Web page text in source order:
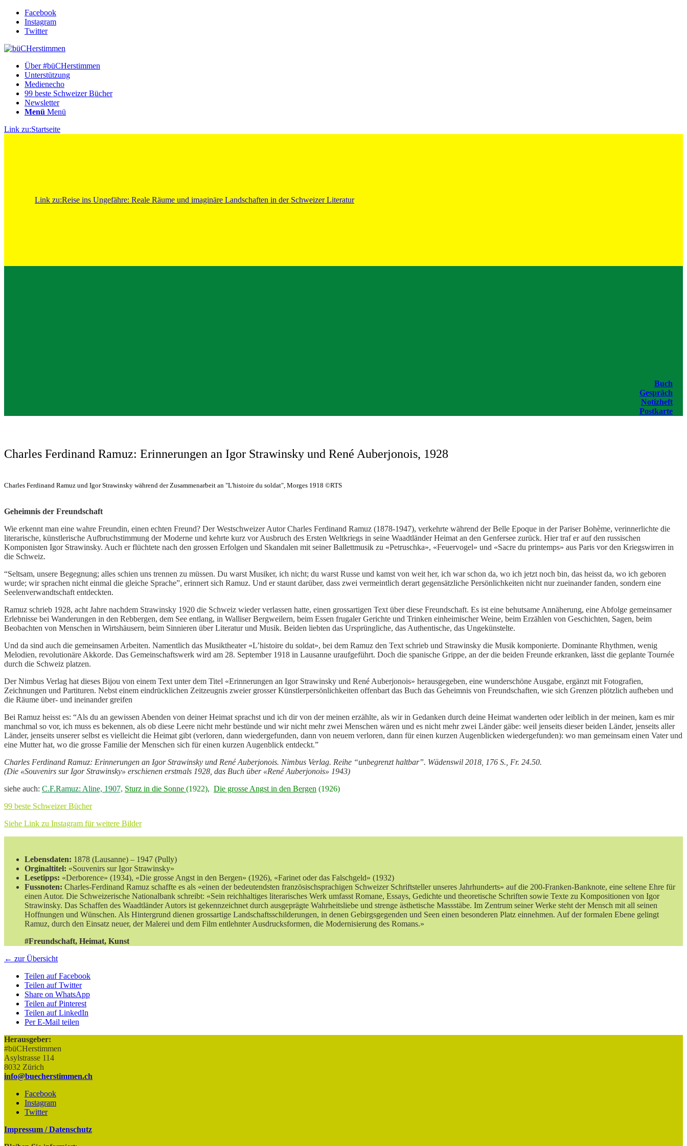
Facebook
Instagram
Twitter
Über #büCHerstimmen
Unterstützung
Medienecho
99 beste Schweizer Bücher
Newsletter
Menü Menü
Link zu:Startseite
Link zu:Reise ins Ungefähre: Reale Räume und imaginäre Landschaften in der Schweizer Literatur
Buch
Gespräch
Notizheft
Postkarte
Charles Ferdinand Ramuz: Erinnerungen an Igor Strawinsky und René Auberjonois, 1928
Charles Ferdinand Ramuz und Igor Strawinsky während der Zusammenarbeit an "L'histoire du soldat", Morges 1918 ©RTS
Geheimnis der Freundschaft
Wie erkennt man eine wahre Freundin, einen echten Freund? Der Westschweizer Autor Charles Ferdinand Ramuz (1878-1947), verkehrte während der Belle Epoque in der Pariser Bohème, verinnerlichte die
literarische, künstlerische Aufbruchstimmung der Moderne und kehrte kurz vor Ausbruch des Ersten Weltkriegs in seine Waadtländer Heimat an den Genfersee zurück. Hier traf er auf den russischen
Komponisten Igor Strawinsky. Auch er flüchtete nach den grossen Erfolgen und Skandalen mit seiner Ballettmusik zu «Petruschka», «Feuervogel» und «Sacre du printemps» aus Paris vor den Kriegswirren in
die Schweiz.
“Seltsam, unsere Begegnung; alles schien uns trennen zu müssen. Du warst Musiker, ich nicht; du warst Russe und kamst von weit her, ich war schon da, wo ich jetzt noch bin, das heisst da, wo ich geboren
wurde; wir sprachen nicht einmal die gleiche Sprache”, erinnert sich Ramuz. Und er staunt darüber, dass zwei vermeintlich derart gegensätzliche Persönlichkeiten nicht nur zueinander fanden, sondern eine
Seelenverwandtschaft entdeckten.
Ramuz schrieb 1928, acht Jahre nachdem Strawinsky 1920 die Schweiz wieder verlassen hatte, einen grossartigen Text über diese Freundschaft. Es ist eine behutsame Annäherung, eine Abfolge gemeinsamer
Erlebnisse bei Wanderungen in den Rebbergen, dem See entlang, in Walliser Bergweilern, beim Essen frugaler Gerichte und Trinken einheimischer Weine, beim Erzählen von Geschichten, Sagen, beim
Beobachten von Menschen in Wirtshäusern, beim Sinnieren über Literatur und Musik. Beiden liebten das Ursprüngliche, das Authentische, das Ungekünstelte.
Und da sind auch die gemeinsamen Arbeiten. Namentlich das Musiktheater «L’histoire du soldat», bei dem Ramuz den Text schrieb und Strawinsky die Musik komponierte. Dominante Rhythmen, wenig
Melodien, revolutionäre Akkorde. Das Gemeinschaftswerk wird am 28. September 1918 in Lausanne uraufgeführt. Doch die spanische Grippe, an der die beiden Freunde erkranken, lässt die geplante Tournée
durch die Schweiz platzen.
Der Nimbus Verlag hat dieses Bijou von einem Text unter dem Titel «Erinnerungen an Igor Strawinsky und René Auberjonois» herausgegeben, eine wunderschöne Ausgabe, ergänzt mit Fotografien,
Zeichnungen und Partituren. Nebst einem eindrücklichen Zeitzeugnis zweier grosser Künstlerpersönlichkeiten offenbart das Buch das Geheimnis von Freundschaften, wie sich Grenzen plötzlich aufheben und
die Räume über- und ineinander greifen
Bei Ramuz heisst es: “Als du an gewissen Abenden von deiner Heimat sprachst und ich dir von der meinen erzählte, als wir in Gedanken durch deine Heimat wanderten oder leiblich in der meinen, kam es mir
manchmal so vor, ich muss es bekennen, als ob diese Leere nicht mehr bestünde und wir nicht mehr zwei Menschen wären und es nicht mehr zwei Länder gäbe: weil jenseits dieser beiden Länder, jenseits aller
Länder, jenseits unserer selbst es vielleicht die Heimat gibt (verloren, dann wiedergefunden, dann von neuem verloren, dann für einen kurzen Augenblicken wiedergefunden): wo man gemeinsam einen Vater und
eine Mutter hat, wo die grosse Familie der Menschen sich für einen kurzen Augenblick entdeckt.”
Charles Ferdinand Ramuz: Erinnerungen an Igor Strawinsky und René Auberjonois. Nimbus Verlag. Reihe “unbegrenzt haltbar”. Wädenswil 2018, 176 S., Fr. 24.50.
(Die «Souvenirs sur Igor Strawinsky» erschienen erstmals 1928, das Buch über «René Auberjonois» 1943)
siehe auch: C.F.Ramuz: Aline, 1907, Sturz in die Sonne (1922), Die grosse Angst in den Bergen (1926)
99 beste Schweizer Bücher
Siehe Link zu Instagram für weitere Bilder
Lebensdaten: 1878 (Lausanne) – 1947 (Pully)
Orginaltitel: «Souvenirs sur Igor Strawinsky»
Lesetipps: «Derborence» (1934), «Die grosse Angst in den Bergen» (1926), «Farinet oder das Falschgeld» (1932)
Fussnoten: Charles-Ferdinand Ramuz schaffte es als «einen der bedeutendsten französischsprachigen Schweizer Schriftsteller unseres Jahrhunderts» auf die 200-Franken-Banknote, eine seltene Ehre für
einen Autor. Die Schweizerische Nationalbank schreibt: «Sein reichhaltiges literarisches Werk umfasst Romane, Essays, Gedichte und theoretische Schriften sowie Texte zu Kompositionen von Igor
Strawinsky. Das Schaffen des Waadtländer Autors ist gekennzeichnet durch ausgeprägte Wahrheitsliebe und strenge ästhetische Massstäbe. Im Zentrum seiner Werke steht der Mensch mit all seinen
Hoffnungen und Wünschen. Als Hintergrund dienen grossartige Landschaftsschilderungen, in denen Gebirgsgegenden und Seen einen besonderen Platz einnehmen. Auf der formalen Ebene gelingt
Ramuz, durch den Einsatz neuer, der Malerei und dem Film entlehnter Ausdrucksformen, die Modernisierung des Romans.»
#Freundschaft, Heimat, Kunst
← zur Übersicht
Teilen auf Facebook
Teilen auf Twitter
Share on WhatsApp
Teilen auf Pinterest
Teilen auf LinkedIn
Per E-Mail teilen
Herausgeber:
#büCHerstimmen
Asylstrasse 114
8032 Zürich
info@buecherstimmen.ch
Facebook
Instagram
Twitter
Impressum / Datenschutz